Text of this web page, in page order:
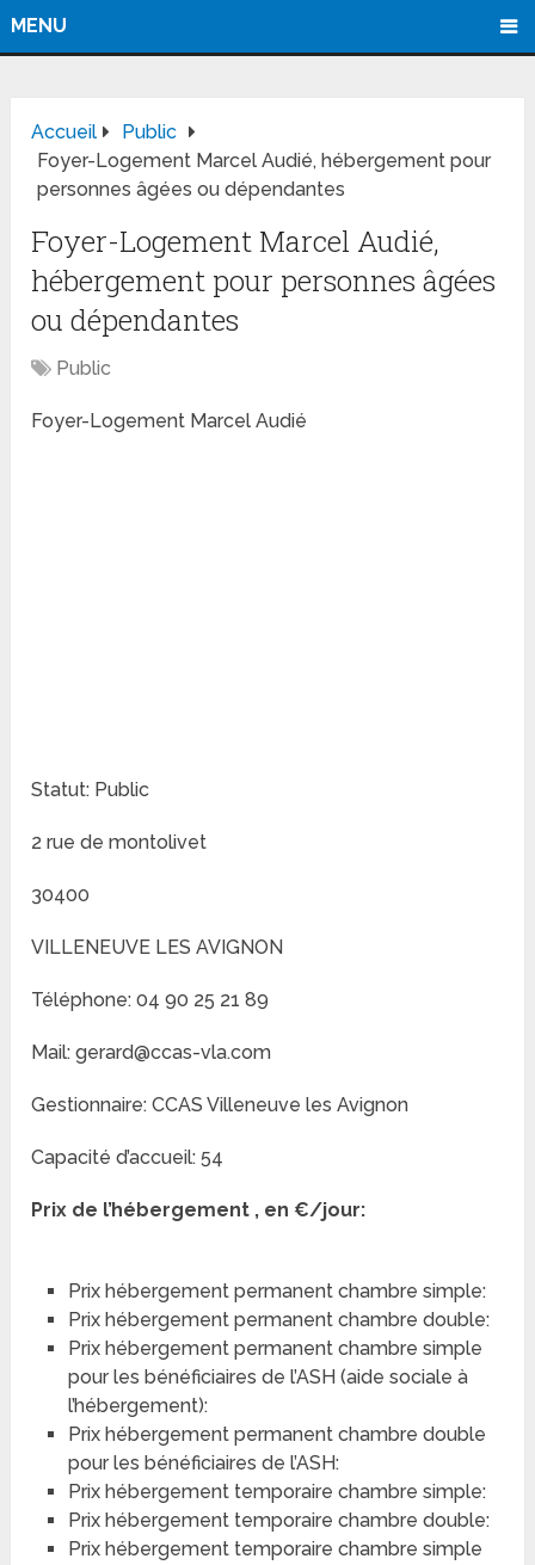
MENU
Accueil
Public
Foyer-Logement Marcel Audié, hébergement pour
personnes âgées ou dépendantes
Foyer-Logement Marcel Audié,
hébergement pour personnes âgées
ou dépendantes
Public
Foyer-Logement Marcel Audié
Statut: Public
2 rue de montolivet
30400
VILLENEUVE LES AVIGNON
Téléphone: 04 90 25 21 89
Mail: gerard@ccas-vla.com
Gestionnaire: CCAS Villeneuve les Avignon
Capacité d’accueil: 54
Prix de l’hébergement , en €/jour:
Prix hébergement permanent chambre simple:
Prix hébergement permanent chambre double:
Prix hébergement permanent chambre simple
pour les bénéficiaires de l’ASH (aide sociale à
l’hébergement):
Prix hébergement permanent chambre double
pour les bénéficiaires de l’ASH:
Prix hébergement temporaire chambre simple:
Prix hébergement temporaire chambre double:
Prix hébergement temporaire chambre simple